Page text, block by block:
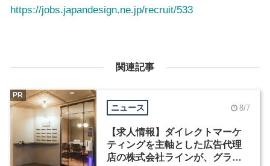
https://jobs.japandesign.ne.jp/recruit/533
関連記事
ニュース 8/7
【求人情報】ダイレクトマーケ
ティングを主軸とした広告代理
店の株式会社ラインが、グラフ
PR